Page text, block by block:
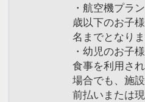
・航空機プラ
歳以下のお子
名までとなりま
・幼児のお子
食事を利用さ
場合でも、施
前払いまたは